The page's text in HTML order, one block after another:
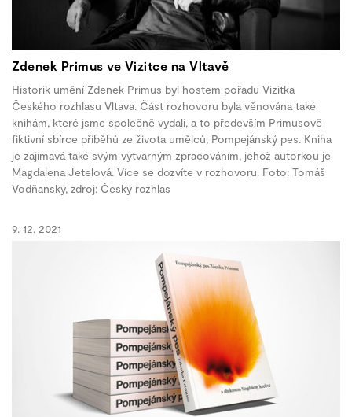
Zdenek Primus ve Vizitce na Vltavě
Historik umění Zdenek Primus byl hostem pořadu Vizitka
Českého rozhlasu Vltava. Část rozhovoru byla věnována také
knihám, které jsme společně vydali, a to především Primusově
fiktivní sbírce příběhů ze života umělců, Pompejánský pes. Kniha
je zajímavá také svým výtvarným zpracováním, jehož autorkou je
Magdalena Jetelová. Více se dozvíte v rozhovoru. Foto: Tomáš
Vodňanský, zdroj: Český rozhlas
9. 12. 2021